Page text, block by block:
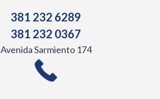
381 232 6289
381 232 0367
Avenida Sarmiento 174